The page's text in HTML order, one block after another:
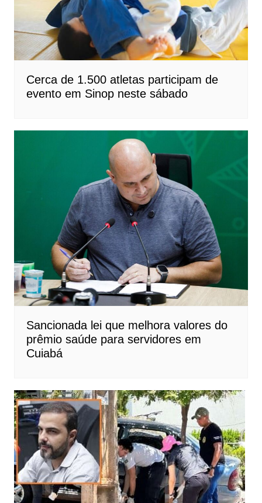
Cerca de 1.500 atletas participam de
evento em Sinop neste sábado
Sancionada lei que melhora valores do
prêmio saúde para servidores em
Cuiabá